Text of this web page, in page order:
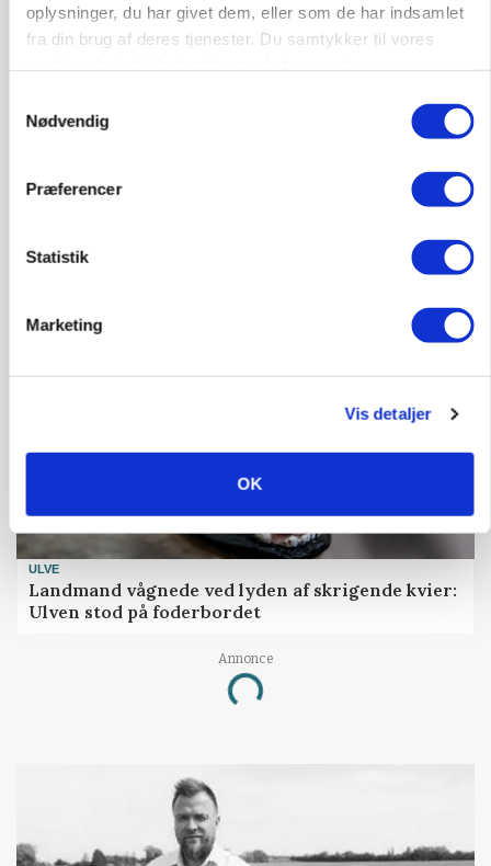
oplysninger, du har givet dem, eller som de har indsamlet
fra din brug af deres tjenester. Du samtykker til vores
Nødvendig
Præferencer
Statistik
Marketing
Vis detaljer
OK
Uændret notering: Spæde lyspunkter i fortsat
presset marked for oksekød
ULVE
Landmand vågnede ved lyden af skrigende kvier:
Ulven stod på foderbordet
Annonce
Loading...